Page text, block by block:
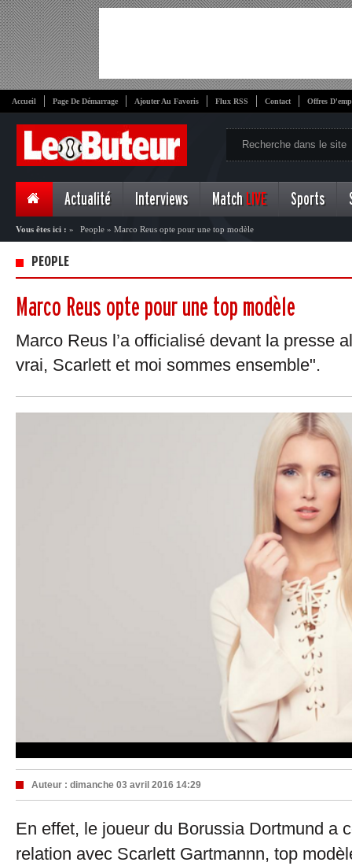
Accueil Page De Démarrage Ajouter Au Favoris Flux RSS Contact Offres
Actualité Interviews Match LIVE Sports
Vous êtes ici : » People » Marco Reus opte pour une top modèle
PEOPLE
Marco Reus opte pour une top modèle
Marco Reus l’a officialisé devant la presse
vrai, Scarlett et moi sommes ensemble".
Auteur : dimanche 03 avril 2016 14:29
En effet, le joueur du Borussia Dortmund a
relation avec Scarlett Gartmannn, top